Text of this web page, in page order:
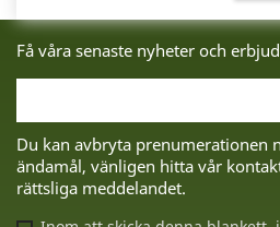
Få våra senaste nyheter och
Du kan avbryta prenumerationen
ändamål, vänligen hitta vår
rättsliga meddelandet.